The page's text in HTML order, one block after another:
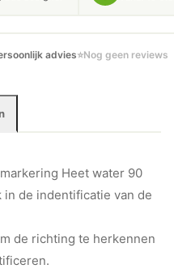
advies⭐Nog geen reviews
Heet water 90
in de indentificatie van de
de richting te herkennen